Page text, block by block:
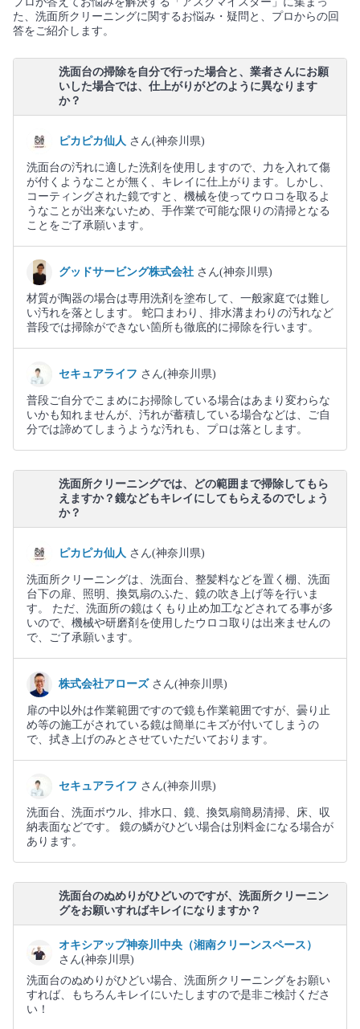
た、洗面所クリーニングに関するお悩み・疑問と、プロからの回
答をご紹介します。
洗面台の掃除を自分で行った場合と、業者さんにお願
いした場合では、仕上がりがどのように異なります
か？
ピカピカ仙人 さん(神奈川県)
洗面台の汚れに適した洗剤を使用しますので、力を入れて傷
が付くようなことが無く、キレイに仕上がります。しかし、
コーティングされた鏡ですと、機械を使ってウロコを取るよ
うなことが出来ないため、手作業で可能な限りの清掃となる
ことをご了承願います。
グッドサービング株式会社 さん(神奈川県)
材質が陶器の場合は専用洗剤を塗布して、一般家庭では難し
い汚れを落とします。 蛇口まわり、排水溝まわりの汚れなど
普段では掃除ができない箇所も徹底的に掃除を行います。
セキュアライフ さん(神奈川県)
普段ご自分でこまめにお掃除している場合はあまり変わらな
いかも知れませんが、汚れが蓄積している場合などは、ご自
分では諦めてしまうような汚れも、プロは落とします。
洗面所クリーニングでは、どの範囲まで掃除してもら
えますか？鏡などもキレイにしてもらえるのでしょう
か？
ピカピカ仙人 さん(神奈川県)
洗面所クリーニングは、洗面台、整髪料などを置く棚、洗面
台下の扉、照明、換気扇のふた、鏡の吹き上げ等を行いま
す。 ただ、洗面所の鏡はくもり止め加工などされてる事が多
いので、機械や研磨剤を使用したウロコ取りは出来ませんの
で、ご了承願います。
株式会社アローズ さん(神奈川県)
扉の中以外は作業範囲ですので鏡も作業範囲ですが、曇り止
め等の施工がされている鏡は簡単にキズが付いてしまうの
で、拭き上げのみとさせていただいております。
セキュアライフ さん(神奈川県)
洗面台、洗面ボウル、排水口、鏡、換気扇簡易清掃、床、収
納表面などです。 鏡の鱗がひどい場合は別料金になる場合が
あります。
洗面台のぬめりがひどいのですが、洗面所クリーニン
グをお願いすればキレイになりますか？
オキシアップ神奈川中央（湘南クリーンスペース）
さん(神奈川県)
洗面台のぬめりがひどい場合、洗面所クリーニングをお願い
すれば、もちろんキレイにいたしますので是非ご検討くださ
い！